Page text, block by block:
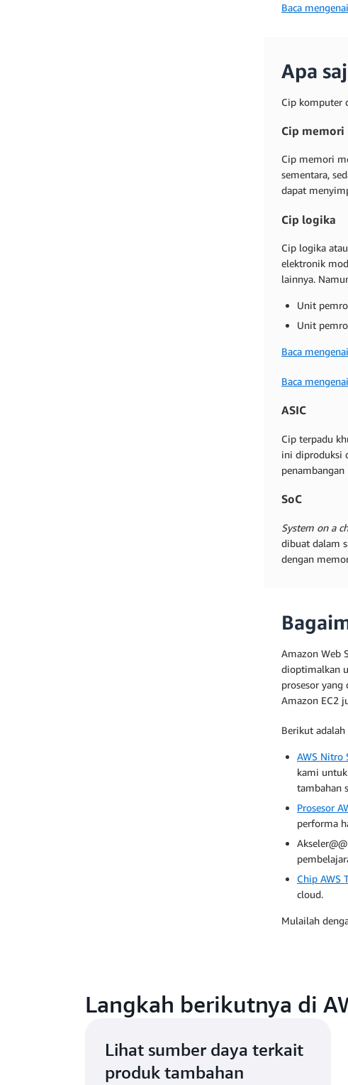
Baca
Apa
Cip komputer
Cip memori
Cip memori
sementara,
dapat
Cip logika
Cip logika
elektronik
lainnya.
Unit
Unit
Baca
Baca
ASIC
Cip terpadu
ini diproduksi
SoC
System on a
dibuat dalam
dengan
Amazon Web
dioptimalkan
prosesor
Amazon EC2
Berikut adalah
AWS Nitro
kami
tambahan
Prosesor
performa
Akseler@@
Chip AWS
cloud.
Mulailah
Langkah berikutnya di
Lihat sumber daya terkait
produk tambahan